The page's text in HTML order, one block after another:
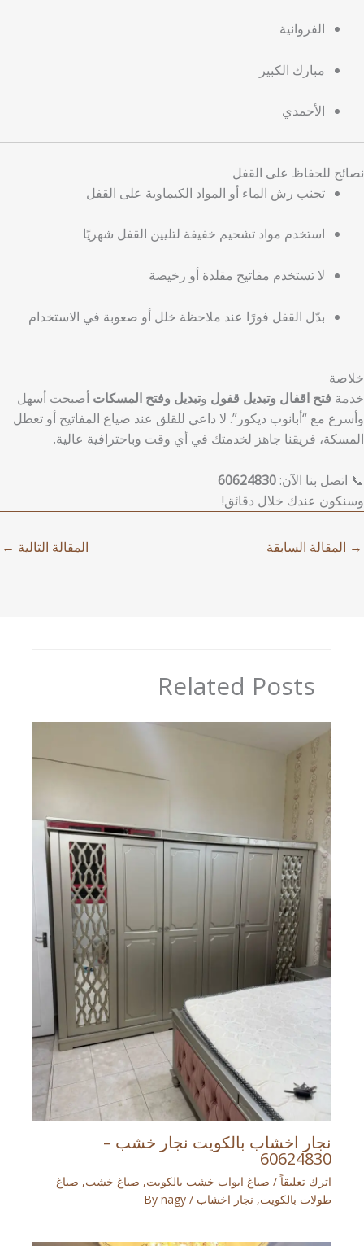
الفروانية
مبارك الكبير
الأحمدي
نصائح للحفاظ على القفل
تجنب رش الماء أو المواد الكيماوية على القفل
استخدم مواد تشحيم خفيفة لتليين القفل شهريًا
لا تستخدم مفاتيح مقلدة أو رخيصة
بدّل القفل فورًا عند ملاحظة خلل أو صعوبة في الاستخدام
خلاصة
خدمة فتح اقفال وتبديل قفول وتبديل وفتح المسكات أصبحت أسهل
وأسرع مع “أبانوب ديكور”. لا داعي للقلق عند ضياع المفاتيح أو تعطل
المسكة، فريقنا جاهز لخدمتك في أي وقت وباحترافية عالية.
📞 اتصل بنا الآن: 60624830
وسنكون عندك خلال دقائق!
→ المقالة السابقة المقالة التالية ←
Related Posts
نجار اخشاب بالكويت نجار خشب –
60624830
اترك تعليقاً / صباغ ابواب خشب بالكويت, صباغ خشب, صباغ
طولات بالكويت, نجار اخشاب / By
nagy